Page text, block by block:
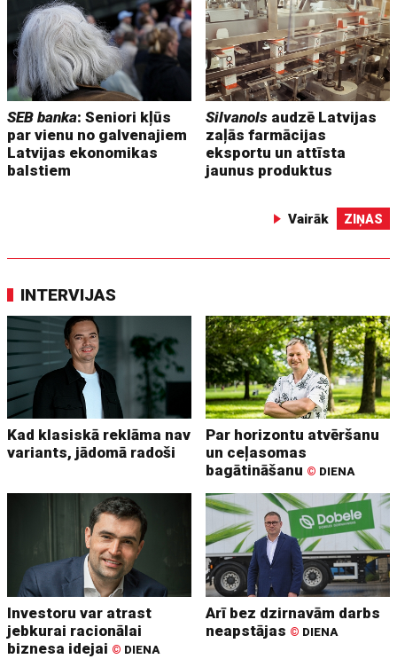
SEB banka: Seniori kļūs
par vienu no galvenajiem
Latvijas ekonomikas
balstiem
Silvanols audzē Latvijas
zaļās farmācijas
eksportu un attīsta
jaunus produktus
Vairāk ZIŅAS
INTERVIJAS
Kad klasiskā reklāma nav
variants, jādomā radoši
Par horizontu atvēršanu
un ceļasomas
bagātināšanu © DIENA
Investoru var atrast
jebkurai racionālai
biznesa idejai © DIENA
Arī bez dzirnavām darbs
neapstājas © DIENA